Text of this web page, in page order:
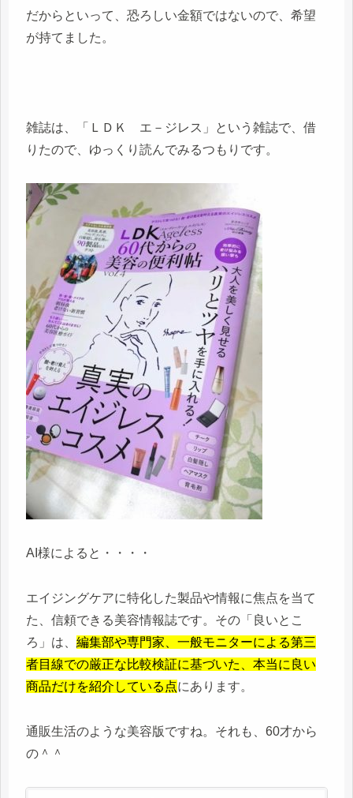
だからといって、恐ろしい金額ではないので、希望
が持てました。
雑誌は、「ＬＤＫ エ－ジレス」という雑誌で、借
りたので、ゆっくり読んでみるつもりです。
AI様によると・・・・
エイジングケアに特化した製品や情報に焦点を当て
た、信頼できる美容情報誌です。 その「良いとこ
ろ」は、 編集部や専門家、一般モニターによる第三
者目線での厳正な比較検証に基づいた、本当に良い
商品だけを紹介している点にあります。
通販生活のような美容版ですね。それも、60才から
の＾＾